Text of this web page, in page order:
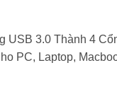
USB 3.0 Thành 4
PC, Laptop,